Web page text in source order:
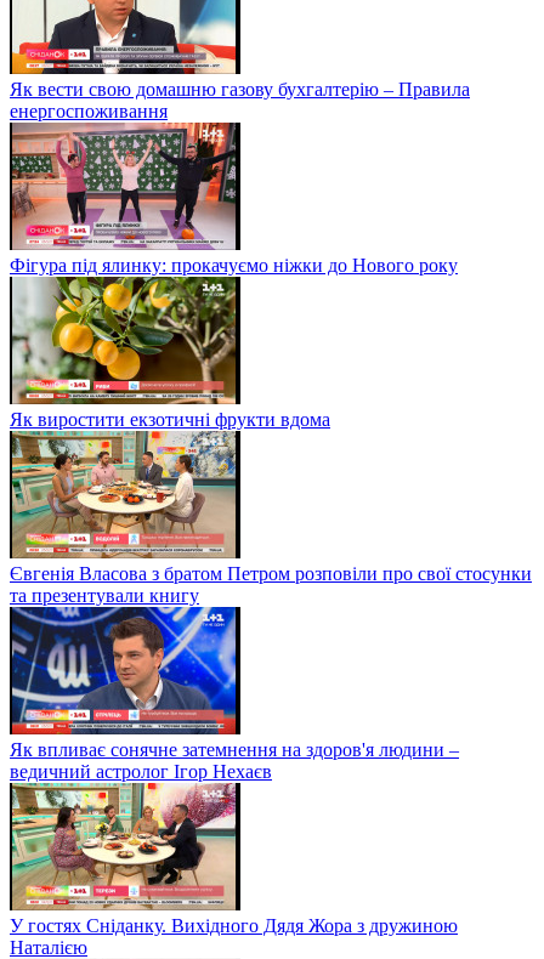
Як вести свою домашню газову бухгалтерію – Правила
енергоспоживання
Фігура під ялинку: прокачуємо ніжки до Нового року
Як виростити екзотичні фрукти вдома
Євгенія Власова з братом Петром розповіли про свої стосунки
та презентували книгу
Як впливає сонячне затемнення на здоров'я людини –
ведичний астролог Ігор Нехаєв
У гостях Сніданку. Вихідного Дядя Жора з дружиною
Наталією